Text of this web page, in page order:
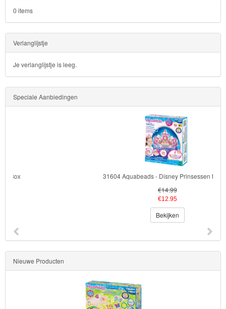
0 items
Verlanglijstje
Je verlanglijstje is leeg.
Speciale Aanbiedingen
31604 Aquabeads - Disney Prinsessen tiaraset
Nieuwe Producten